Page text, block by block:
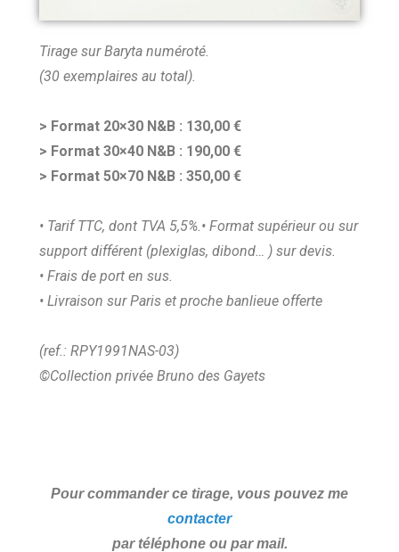
Tirage sur Baryta numéroté.
(30 exemplaires au total).
> Format 20×30 N&B : 130,00 €
> Format 30×40 N&B : 190,00 €
> Format 50×70 N&B : 350,00 €
• Tarif TTC, dont TVA 5,5%. • Format supérieur ou sur
support différent (plexiglas, dibond… ) sur devis.
• Frais de port en sus.
• Livraison sur Paris et proche banlieue offerte
(ref.: RPY1991NAS-03)
©Collection privée Bruno des Gayets
Pour commander ce tirage, vous pouvez me
contacter
par téléphone ou par mail.